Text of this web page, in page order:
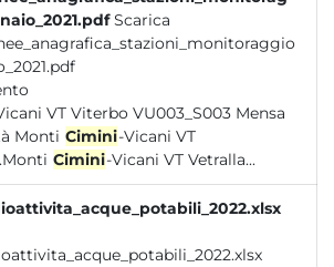
Scarica
VT Viterbo VU003_S003 Mensa
Monti Cimini-Vicani VT
Cimini-Vicani VT Vetralla...